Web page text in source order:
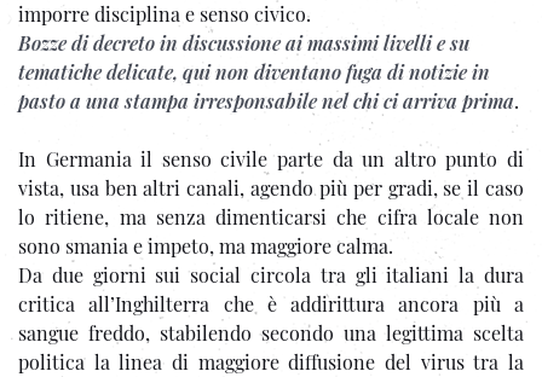
imporre disciplina e senso civico.
Bozze di decreto in discussione ai massimi livelli e su
tematiche delicate, qui non diventano fuga di notizie in
pasto a una stampa irresponsabile nel chi ci arriva prima.
In Germania il senso civile parte da un altro punto di
vista, usa ben altri canali, agendo più per gradi, se il caso
lo ritiene, ma senza dimenticarsi che cifra locale non
sono smania e impeto, ma maggiore calma.
Da due giorni sui social circola tra gli italiani la dura
critica all’Inghilterra che è addirittura ancora più a
sangue freddo, stabilendo secondo una legittima scelta
politica la linea di maggiore diffusione del virus tra la